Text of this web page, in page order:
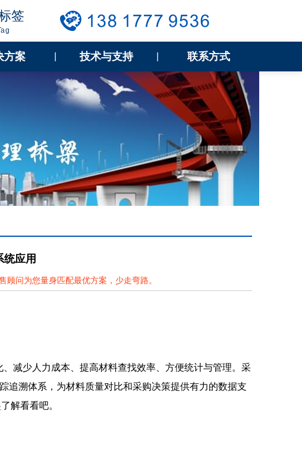
签
方案 技术与支持 联系方式
统应用
问为您量身匹配最优方案，少走弯路。
少人力成本、提高材料查找效率、方便统计与管理。采
追溯体系，为材料质量对比和采购决策提供有力的数据支
解看看吧。